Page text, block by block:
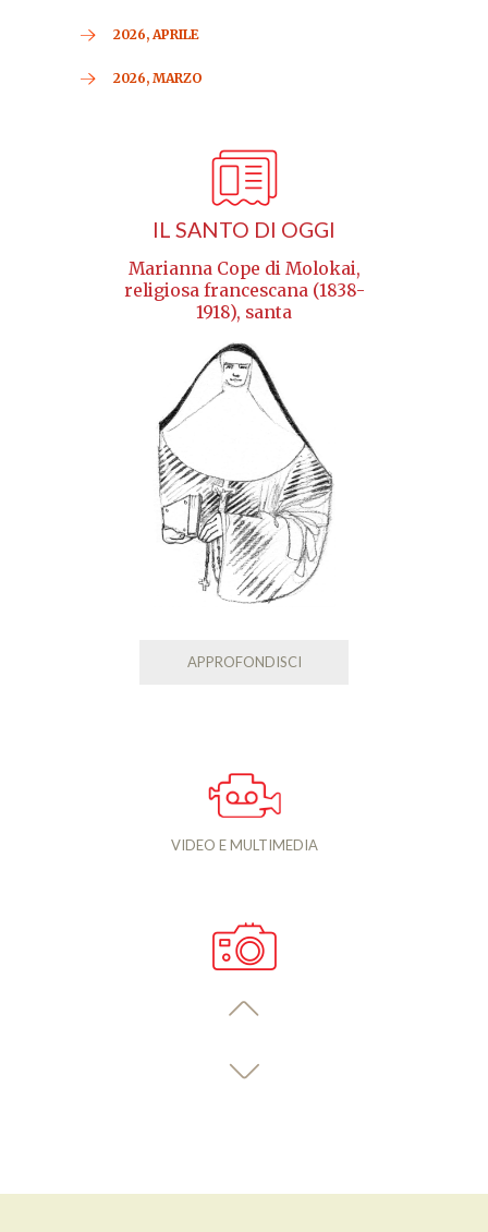
2026, APRILE
2026, MARZO
IL SANTO DI OGGI
Marianna Cope di Molokai,
religiosa francescana (1838-
1918), santa
APPROFONDISCI
VIDEO E MULTIMEDIA